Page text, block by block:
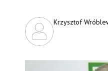
Krzysztof